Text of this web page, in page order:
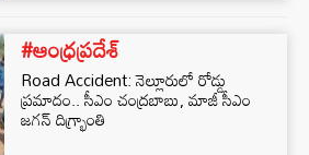
#ఆంధ్రప్రదేశ్
Road Accident: నెల్లూరులో రోడ్డు
ప్రమాదం.. సీఎం చంద్రబాబు, మాజీ సీఎం
జగన్‌ దిగ్భ్రాంతి